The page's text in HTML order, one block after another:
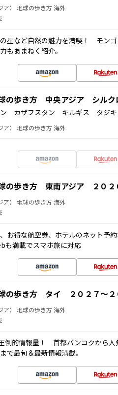
ア） 地球の歩き方 海外
星など自然の魅力を満喫！ モン
もあまねく紹介。
の歩き方 中央アジア シルク
ン カザフスタン キルギス タジ
ア） 地球の歩き方 海外
の歩き方 東南アジア ２０２
ア） 地球の歩き方 海外
お得な航空券、ホテルのネット予
も満載でスマホ旅に対応
の歩き方 タイ ２０２７～２
ア） 地球の歩き方 海外
倒的情報量！ 首都バンコクから人
で最旬＆最新情報満載。